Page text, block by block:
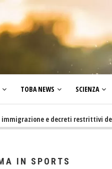
TOBA NEWS SCIENZA
e decreti restrittivi della
IN SPORTS